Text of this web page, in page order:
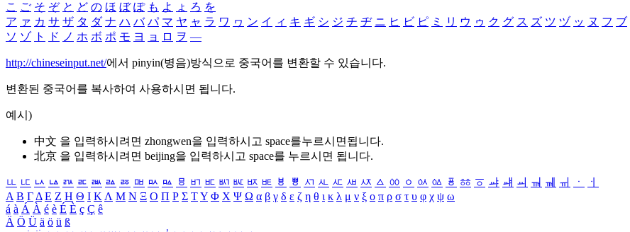
こ ご そ ぞ と ど の ほ ぼ ぽ も よ ょ ろ を
ア ァ カ サ ザ タ ダ ナ ハ バ パ マ ヤ ャ ラ ワ ヮ ン イ ィ キ ギ シ ジ チ ヂ ニ ヒ ビ ピ ミ リ ウ ゥ ク グ ス ズ ツ ヅ ッ ヌ フ ブ
ソ ゾ ト ド ノ ホ ボ ポ モ ヨ ョ ロ ヲ ―
http://chineseinput.net/에서 pinyin(병음)방식으로 중국어를 변환할 수 있습니다.
변환된 중국어를 복사하여 사용하시면 됩니다.
예시)
中文 을 입력하시려면 zhongwen을 입력하시고 space를누르시면됩니다.
北京 을 입력하시려면 beijing을 입력하시고 space를 누르시면 됩니다.
ㅥ ㅦ ㅧ ㅨ ㅩ ㅪ ㅫ ㅬ ㅭ ㅮ ㅯ ㅰ ㅱ ㅲ ㅳ ㅴ ㅵ ㅶ ㅷ ㅸ ㅹ ㅺ ㅻ ㅼ ㅽ ㅾ ㅿ ㆀ ㆁ ㆂ ㆃ ㆄ ㆅ ㆆ ㆇ ㆈ ㆉ ㆊ ㆋ ㆌ ㆍ
ㆎ
Α Β ΓΔ Ε Ζ Η Θ Ι ΚΛ Μ Ν Ξ Ο Π Ρ Σ ΤΥ Φ Χ Ψ Ω α β γ δ ε ζ η θ ι κ λ μ ν ξ ο π ρ σ τ υ φ χ ψ ω
á à Á À é è É È ç Ç ê
Ä Ö Ü ä ö ü ß